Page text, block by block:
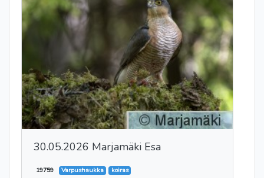
30.05.2026 Marjamäki Esa
19759 Varpushaukka koiras